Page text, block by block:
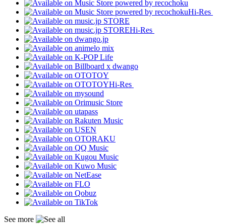
Hi-Res
Hi-Res
Hi-Res
See more